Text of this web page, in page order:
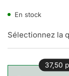
En stock
Sélectionnez la
37,50